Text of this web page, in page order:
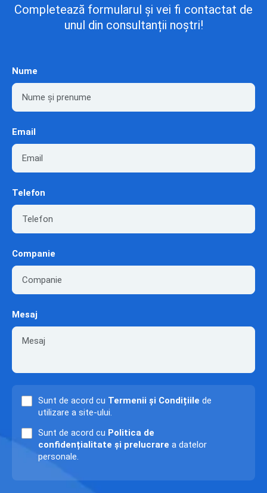
Completează formularul și vei fi contactat de
unul din consultanții noștri!
Nume
Email
Telefon
Companie
Mesaj
Sunt de acord cu Termenii și Condițiile de
utilizare a site-ului.
Sunt de acord cu Politica de
confidențialitate și prelucrare a datelor
personale.